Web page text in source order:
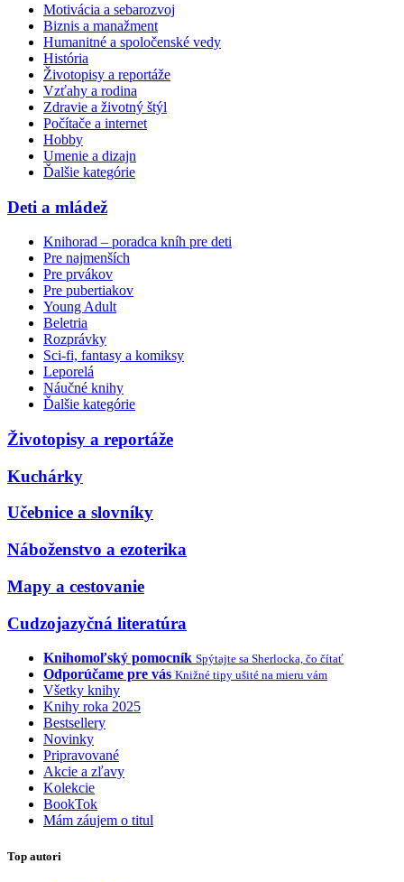
Motivácia a sebarozvoj
Biznis a manažment
Humanitné a spoločenské vedy
História
Životopisy a reportáže
Vzťahy a rodina
Zdravie a životný štýl
Počítače a internet
Hobby
Umenie a dizajn
Ďalšie kategórie
Deti a mládež
Knihorad – poradca kníh pre deti
Pre najmenších
Pre prvákov
Pre pubertiakov
Young Adult
Beletria
Rozprávky
Sci-fi, fantasy a komiksy
Leporelá
Náučné knihy
Ďalšie kategórie
Životopisy a reportáže
Kuchárky
Učebnice a slovníky
Náboženstvo a ezoterika
Mapy a cestovanie
Cudzojazyčná literatúra
Knihomoľský pomocník Spýtajte sa Sherlocka, čo čítať
Odporúčame pre vás Knižné tipy ušité na mieru vám
Všetky knihy
Knihy roka 2025
Bestsellery
Novinky
Pripravované
Akcie a zľavy
Kolekcie
BookTok
Mám záujem o titul
Top autori